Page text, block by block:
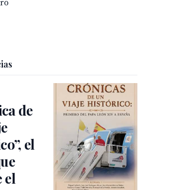
de
el
el